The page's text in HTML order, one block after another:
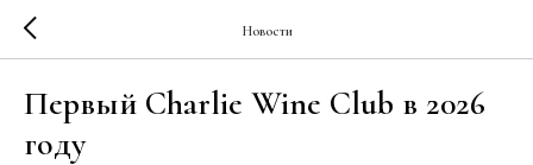
Новости
Первый Charlie Wine Club в 2026
году